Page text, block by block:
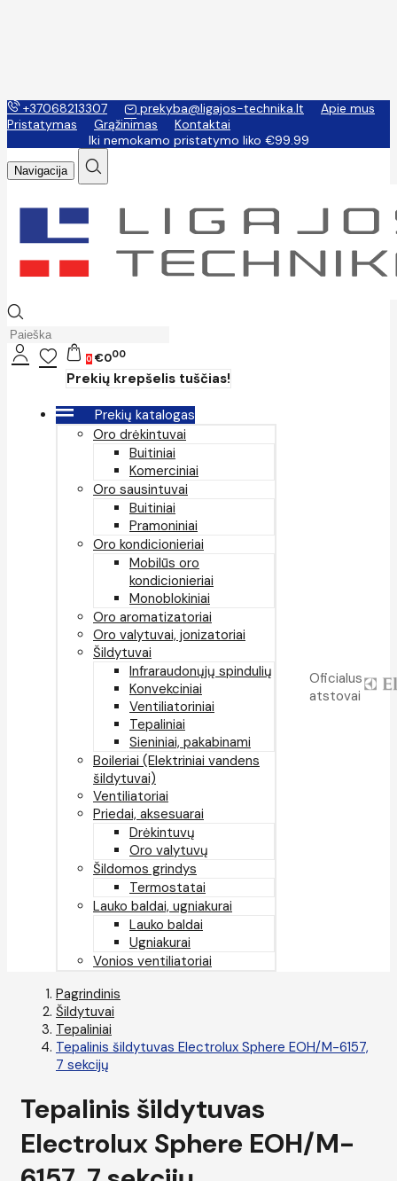
+37068213307 prekyba@ligajos-technika.lt
Apie mus
Pristatymas
Grąžinimas
Kontaktai
Iki nemokamo pristatymo liko €99.99
Navigacija
0 €000
Prekių krepšelis tuščias!
Prekių katalogas
Oro drėkintuvai
Buitiniai
Komerciniai
Oro sausintuvai
Buitiniai
Pramoniniai
Oro kondicionieriai
Mobilūs oro
kondicionieriai
Monoblokiniai
Oro aromatizatoriai
Oro valytuvai, jonizatoriai
Šildytuvai
Infraraudonųjų spindulių
Konvekciniai
Ventiliatoriniai
Tepaliniai
Sieniniai, pakabinami
Boileriai (Elektriniai vandens
šildytuvai)
Ventiliatoriai
Priedai, aksesuarai
Drėkintuvų
Oro valytuvų
Šildomos grindys
Termostatai
Lauko baldai, ugniakurai
Lauko baldai
Ugniakurai
Vonios ventiliatoriai
Oficialus
atstovai
Pagrindinis
Šildytuvai
Tepaliniai
Tepalinis šildytuvas Electrolux Sphere EOH/M-6157,
7 sekcijų
Tepalinis šildytuvas
Electrolux Sphere EOH/M-